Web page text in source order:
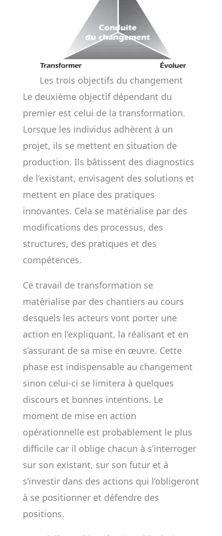
Les trois objectifs du changement
Le deuxième objectif dépendant du
premier est celui de la transformation.
Lorsque les individus adhèrent à un
projet, ils se mettent en situation de
production. Ils bâtissent des diagnostics
de l’existant, envisagent des solutions et
mettent en place des pratiques
innovantes. Cela se matérialise par des
modifications des processus, des
structures, des pratiques et des
compétences.
Ce travail de transformation se
matérialise par des chantiers au cours
desquels les acteurs vont porter une
action en l’expliquant, la réalisant et en
s’assurant de sa mise en œuvre. Cette
phase est indispensable au changement
sinon celui-ci se limitera à quelques
discours et bonnes intentions. Le
moment de mise en action
opérationnelle est probablement le plus
difficile car il oblige chacun à s’interroger
sur son existant, sur son futur et à
s’investir dans des actions qui l’obligeront
à se positionner et défendre des
positions.